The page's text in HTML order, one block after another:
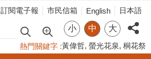
訂閱電子報 市民信箱 English 日本語
小 中 大
熱門關鍵字 黃偉哲 螢光花泉 桐花祭